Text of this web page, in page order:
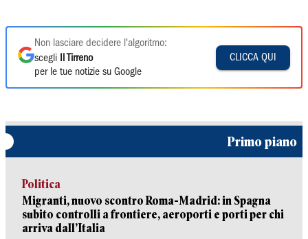
Non lasciare decidere l'algoritmo:
scegli
Il Tirreno
per le tue notizie su Google
CLICCA QUI
Primo piano
Politica
Migranti, nuovo scontro Roma-Madrid: in Spagna
subito controlli a frontiere, aeroporti e porti per chi
arriva dall’Italia